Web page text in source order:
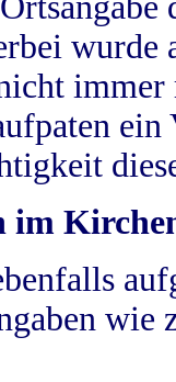
wurde
im
wie